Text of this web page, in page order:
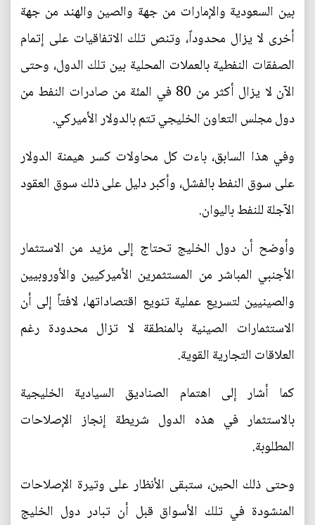
بين السعودية والإمارات من جهة والصين والهند من جهة
أخرى لا يزال محدوداً، وتنص تلك الاتفاقيات على إتمام
الصفقات النفطية بالعملات المحلية بين تلك الدول، وحتى
الآن لا يزال أكثر من 80 في المئة من صادرات النفط من
دول مجلس التعاون الخليجي تتم بالدولار الأميركي.
وفي هذا السابق، باءت كل محاولات كسر هيمنة الدولار
على سوق النفط بالفشل، وأكبر دليل على ذلك سوق العقود
الآجلة للنفط باليوان.
وأوضح أن دول الخليج تحتاج إلى مزيد من الاستثمار
الأجنبي المباشر من المستثمرين الأميركيين والأوروبيين
والصينيين لتسريع عملية تنويع اقتصاداتها، لافتاً إلى أن
الاستثمارات الصينية بالمنطقة لا تزال محدودة رغم
العلاقات التجارية القوية.
كما أشار إلى اهتمام الصناديق السيادية الخليجية
بالاستثمار في هذه الدول شريطة إنجاز الإصلاحات
المطلوبة.
وحتى ذلك الحين، ستبقى الأنظار على وتيرة الإصلاحات
المنشودة في تلك الأسواق قبل أن تبادر دول الخليج